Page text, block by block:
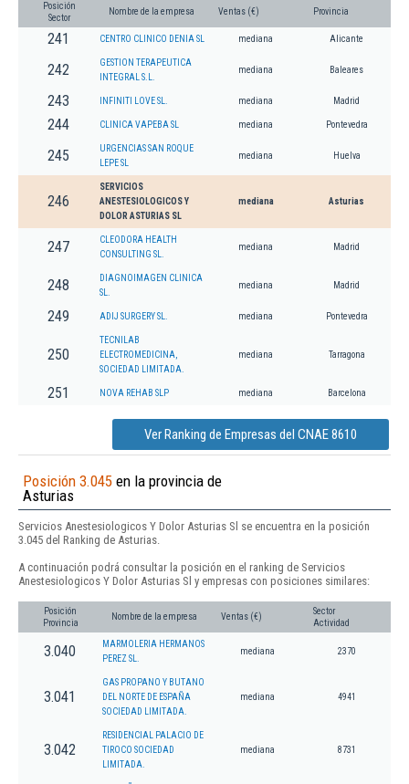
Posición
Sector
Nombre de la empresa Ventas (€) Provincia
241 CENTRO CLINICO DENIA SL mediana Alicante
242
GESTION TERAPEUTICA
INTEGRAL S.L.
mediana Baleares
243 INFINITI LOVE SL. mediana Madrid
244 CLINICA VAPEBA SL mediana Pontevedra
245
URGENCIAS SAN ROQUE
LEPE SL
mediana Huelva
246
SERVICIOS
ANESTESIOLOGICOS Y
DOLOR ASTURIAS SL
mediana Asturias
247
CLEODORA HEALTH
CONSULTING SL.
mediana Madrid
248
DIAGNOIMAGEN CLINICA
SL.
mediana Madrid
249 ADIJ SURGERY SL. mediana Pontevedra
250
TECNILAB
ELECTROMEDICINA,
SOCIEDAD LIMITADA.
mediana Tarragona
251 NOVA REHAB SLP mediana Barcelona
Ver Ranking de Empresas del CNAE 8610
Posición 3.045 en la provincia de
Asturias
Servicios Anestesiologicos Y Dolor Asturias Sl se encuentra en la posición
3.045 del Ranking de Asturias.
A continuación podrá consultar la posición en el ranking de Servicios
Anestesiologicos Y Dolor Asturias Sl y empresas con posiciones similares:
Posición
Provincia
Nombre de la empresa Ventas (€)
Sector
Actividad
3.040
MARMOLERIA HERMANOS
PEREZ SL.
mediana 2370
3.041
GAS PROPANO Y BUTANO
DEL NORTE DE ESPAÑA
SOCIEDAD LIMITADA.
mediana 4941
3.042
RESIDENCIAL PALACIO DE
TIROCO SOCIEDAD
LIMITADA.
mediana 8731